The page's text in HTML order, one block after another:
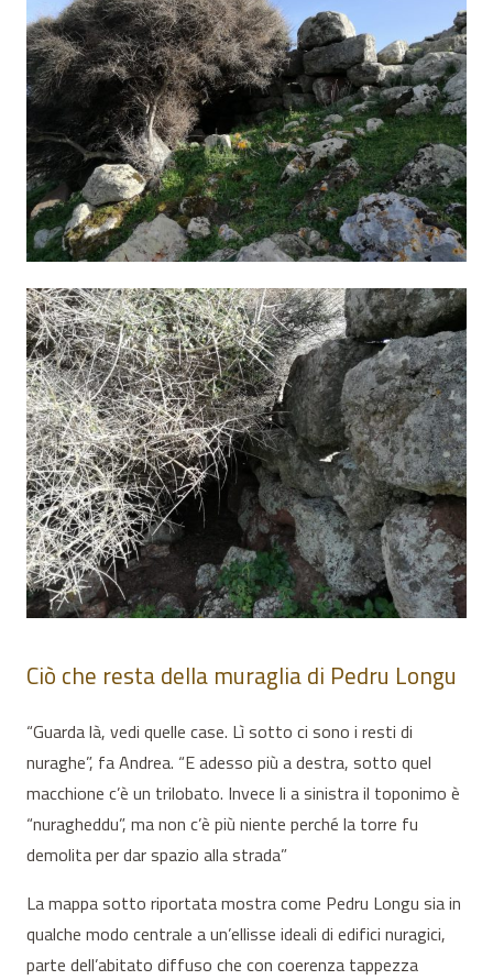
Ciò che resta della muraglia di Pedru Longu
“Guarda là, vedi quelle case. Lì sotto ci sono i resti di
nuraghe”, fa Andrea. “E adesso più a destra, sotto quel
macchione c’è un trilobato. Invece li a sinistra il toponimo è
“nuragheddu”, ma non c’è più niente perché la torre fu
demolita per dar spazio alla strada”
La mappa sotto riportata mostra come Pedru Longu sia in
qualche modo centrale a un’ellisse ideali di edifici nuragici,
parte dell’abitato diffuso che con coerenza tappezza